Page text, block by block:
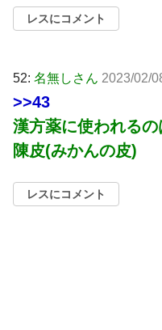
レスにコメント
52: 名無しさん 2023/02/
>>43
漢方薬に使われるの
陳皮(みかんの皮)
レスにコメント